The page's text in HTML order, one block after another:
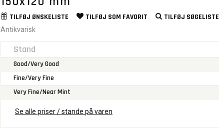
TILFØJ ØNSKELISTE TILFØJ SOM FAVORIT TILFØJ SØGELISTE
Antikvarisk
Stand
Good/Very Good
Fine/Very Fine
Very Fine/Near Mint
Se alle priser / stande på varen